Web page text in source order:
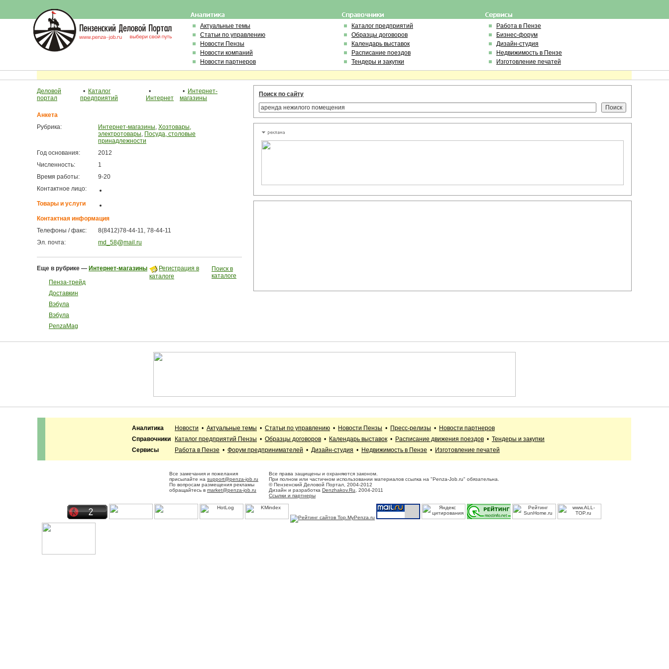
Актуальные темы
Статьи по управлению
Новости Пензы
Новости компаний
Новости партнеров
Каталог предприятий
Образцы договоров
Календарь выставок
Расписание поездов
Тендеры и закупки
Работа в Пензе
Бизнес-форум
Дизайн-студия
Недвижимость в Пензе
Изготовление печатей
Деловой
портал
• Каталог
предприятий
•
Интернет
• Интернет-
магазины
Анкета
Рубрика:
Интернет-магазины, Хозтовары,
электротовары, Посуда, столовые
принадлежности
Год основания:
2012
Численность:
1
Время работы:
9-20
Контактное лицо:
Товары и услуги
Контактная информация
Телефоны / факс:
8(8412)78-44-11, 78-44-11
Эл. почта:
md_58 mail.ru
Еще в рубрике — Интернет-магазины
Пенза-трейд
Доставкин
Вэбула
Вэбула
PenzaMag
Регистрация в
каталоге
Поиск в
каталоге
Поиск по сайту
Аналитика Новости • Актуальные темы • Статьи по управлению • Новости Пензы • Пресс-релизы • Новости партнеров
Справочники
Каталог предприятий Пензы • Образцы договоров • Календарь выставок • Расписание движения поездов • Тендеры и закупки
Сервисы
Работа в Пензе • Форум предпринимателей • Дизайн-студия • Недвижимость в Пензе • Изготовление печатей
Все замечания и пожелания
присылайте на support@penza-job.ru
По вопросам размещения рекламы
обращайтесь в market@penza-job.ru
Все права защищены и охраняются законом.
При полном или частичном использовании материалов ссылка на "Penza-Job.ru" обязательна.
© Пензенский Деловой Портал, 2004-2012
Дизайн и разработка Denzhakov.Ru , 2004-2011
Ссылки и партнеры